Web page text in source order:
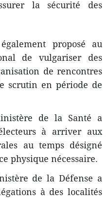
la sécurité des
proposé au
de vulgariser des
de rencontres
scrutin en période de
de la Santé a
à arriver aux
au temps désigné
physique nécessaire.
de la Défense a
à des localités